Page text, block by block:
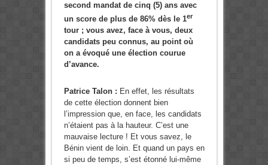
second mandat de cinq (5) ans avec
un score de plus de 86% dès le 1er
tour ; vous avez, face à vous, deux
candidats peu connus, au point où
on a évoqué une élection courue
d’avance.
Patrice Talon : En effet, les résultats
de cette élection donnent bien
l’impression que, en face, les candidats
n’étaient pas à la hauteur. C’est une
mauvaise lecture ! Et vous savez, le
Bénin vient de loin. Et quand un pays en
si peu de temps, s’est étonné lui-même